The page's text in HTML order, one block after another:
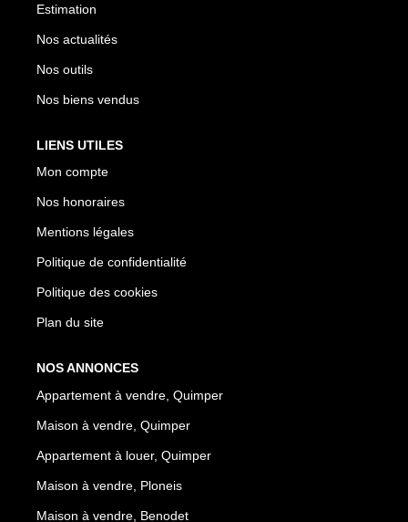
Estimation
Nos actualités
Nos outils
Nos biens vendus
LIENS UTILES
Mon compte
Nos honoraires
Mentions légales
Politique de confidentialité
Politique des cookies
Plan du site
NOS ANNONCES
Appartement à vendre, Quimper
Maison à vendre, Quimper
Appartement à louer, Quimper
Maison à vendre, Ploneis
Maison à vendre, Benodet